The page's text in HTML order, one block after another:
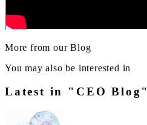
More from our Blog
You may also be interested in
Latest in "CEO Blog"